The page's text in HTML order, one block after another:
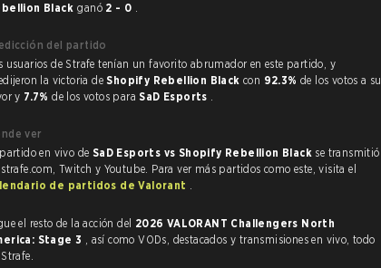
Black ganó 2 - 0 .
del partido
de Strafe tenían un favorito abrumador en este partido, y
la victoria deShopify Rebellion Black con 92.3% de los votos a su
y 7.7%de los votos paraSaD Esports .
ver
en vivo de SaD Esports vs Shopify Rebellion Black se transmitió
Twitch y Youtube. Para ver más partidos como este, visita el
de partidos de Valorant .
el resto de la acción del 2026 VALORANT Challengers North
Stage 3 , así como VODs, destacados y transmisiones en vivo, todo